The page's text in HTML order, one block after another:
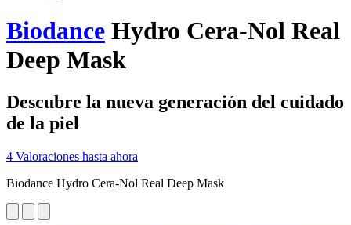
Biodance Hydro Cera-Nol Real
Deep Mask
Descubre la nueva generación del cuidado
de la piel
4 Valoraciones hasta ahora
Biodance Hydro Cera-Nol Real Deep Mask